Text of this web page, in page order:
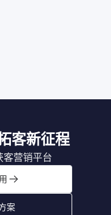
客新征程
客营销平台
案